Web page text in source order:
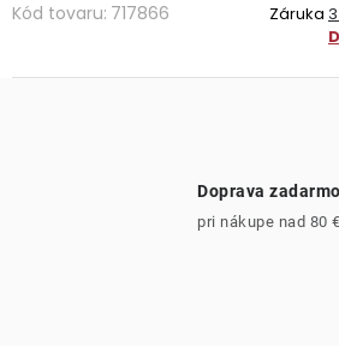
Kód tovaru: 717866 Záruka
Doprava zadarmo
pri nákupe nad 80 €